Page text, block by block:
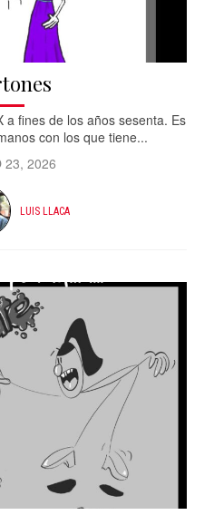
a fines de los años sesenta. Es
con los que tiene...
23, 2026
LUIS LLACA